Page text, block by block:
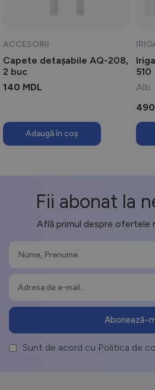
ACCESORII
Capete detașabile AQ-208,
2 buc
140 MDL
Adaugă în coș
510
Alb
490
Fii abonat la
Află primul despre ofertele
Sunt de acord cu Politica de